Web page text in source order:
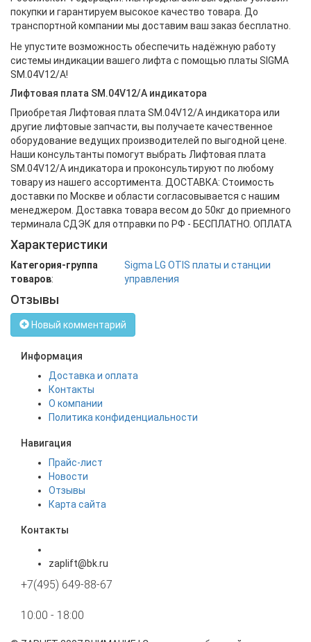
покупки и гарантируем высокое качество товара. До
транспортной компании мы доставим ваш заказ бесплатно.
Не упустите возможность обеспечить надёжную работу
системы индикации вашего лифта с помощью платы SIGMA
SM.04V12/A!
Лифтовая плата SM.04V12/A индикатора
Приобретая Лифтовая плата SM.04V12/A индикатора или
другие лифтовые запчасти, вы получаете качественное
оборудование ведущих производителей по выгодной цене.
Наши консультанты помогут выбрать Лифтовая плата
SM.04V12/A индикатора и проконсультируют по любому
товару из нашего ассортимента. ДОСТАВКА: Стоимость
доставки по Москве и области согласовывается с нашим
менеджером. Доставка товара весом до 50кг до приемного
терминала СДЭК для отправки по РФ - БЕСПЛАТНО. ОПЛАТА
Характеристики
Категория-группа
товаров:
Sigma LG OTIS платы и станции
управления
Отзывы
Новый комментарий
Информация
Доставка и оплата
Контакты
О компании
Политика конфиденциальности
Навигация
Прайс-лист
Новости
Отзывы
Карта сайта
Контакты
zaplift@bk.ru
+7(495) 649-88-67
10:00 - 18:00